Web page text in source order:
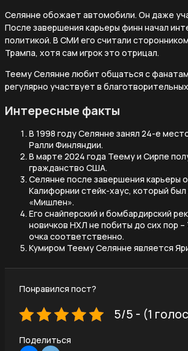
Селянне обожает автомобили. Он даже
После завершения карьеры финн начал
политикой. В СМИ его считали
Трампа, хотя сам игрок это отрицал.
Теему Селянне любит общаться с
регулярно участвует в
Интересные факты
В 1998 году Селянне занял 24-е
Ралли Финляндии.
В марте 2024 года Теему и Сирпе
гражданство США.
Селянне после завершения карьеры
Калифорнии стейк-хаус, который
«Мишлен».
Его снайперский и бомбардирский
новичков НХЛ не побиты до сих пор –
очка соответственно.
Кумиром Теему Селянне является
Понравился пост?
5/5 - (1
Поделиться